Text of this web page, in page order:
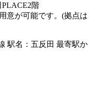
階
意が可能です。(拠点は
駅名：五反田 最寄駅か